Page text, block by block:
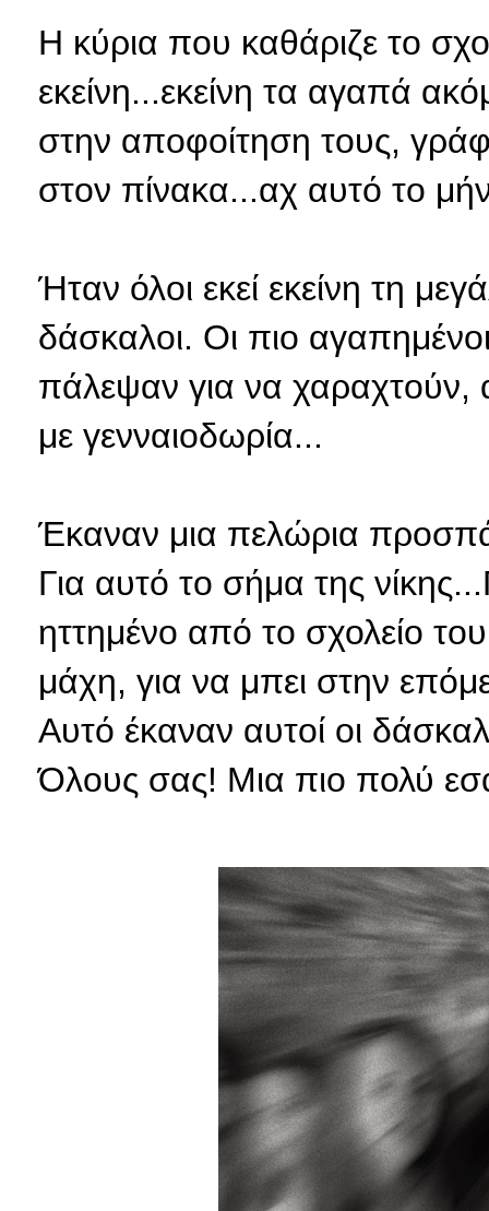
Η κύρια που καθάριζε το
εκείνη...εκείνη τα αγαπά
στην αποφοίτηση τους,
στον πίνακα...αχ αυτό το
Ήταν όλοι εκεί εκείνη τη
δάσκαλοι. Οι πιο
πάλεψαν για να χαραχτούν,
με γενναιοδωρία...
Έκαναν μια πελώρια
Για αυτό το σήμα της
ηττημένο από το σχολείο
μάχη, για να μπει στην
Αυτό έκαναν αυτοί οι
Όλους σας! Μια πιο πολύ